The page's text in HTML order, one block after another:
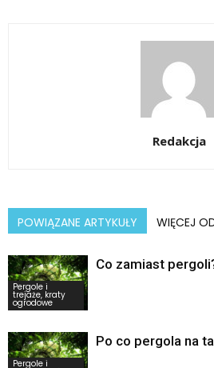
Redakcja
POWIĄZANE ARTYKUŁY WIĘCEJ
Pergole i
trejaże, kraty
ogrodowe
Co zamiast
Pergole i
Po co pergola na